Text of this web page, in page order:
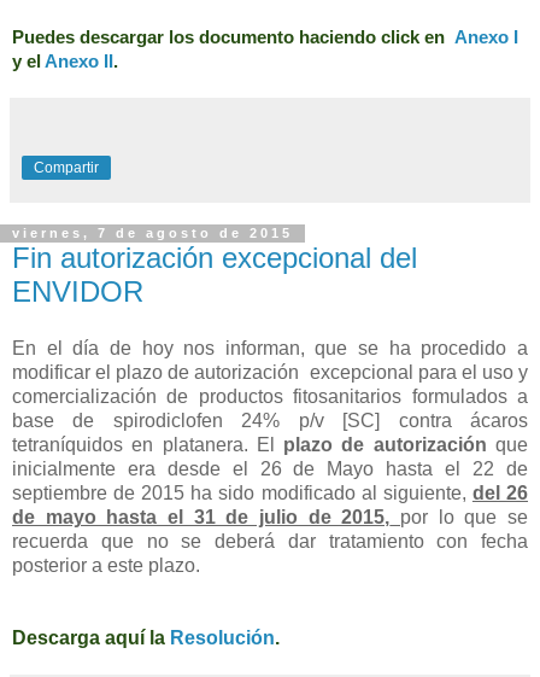
Puedes descargar los documento haciendo click en Anexo I
y elAnexo II.
Compartir
viernes, 7 de agosto de 2015
Fin autorización excepcional del
ENVIDOR
En el día de hoy nos informan, que se ha procedido a
modificar el plazo de autorización excepcional para el uso y
comercialización de productos fitosanitarios formulados a
base de spirodiclofen 24% p/v [SC] contra ácaros
tetraníquidos en platanera. El plazo de autorización que
inicialmente era desde el 26 de Mayo hasta el 22 de
septiembre de 2015 ha sido modificado al siguiente, del 26
de mayo hasta el 31 de julio de 2015, por lo que se
recuerda que no se deberá dar tratamiento con fecha
posterior a este plazo.
Descarga aquí la Resolución.